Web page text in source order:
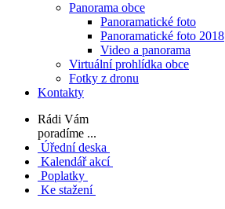
Panorama obce
Panoramatické foto
Panoramatické foto 2018
Video a panorama
Virtuální prohlídka obce
Fotky z dronu
Kontakty
Rádi Vám
poradíme ...
Úřední deska
Kalendář akcí
Poplatky
Ke stažení